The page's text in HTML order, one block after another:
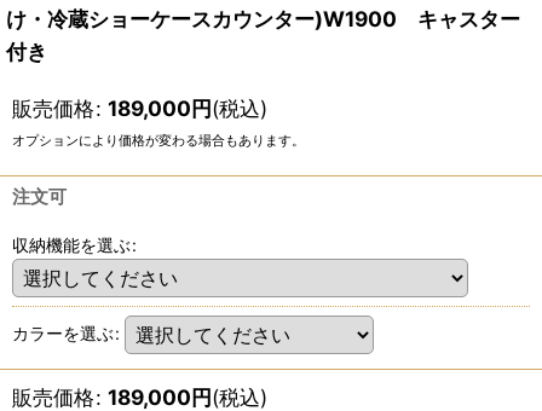
け・冷蔵ショーケースカウンター)W1900 キャスター
付き
販売価格: 189,000円(税込)
オプションにより価格が変わる場合もあります。
注文可
収納機能を選ぶ:
カラーを選ぶ:
販売価格: 189,000円(税込)